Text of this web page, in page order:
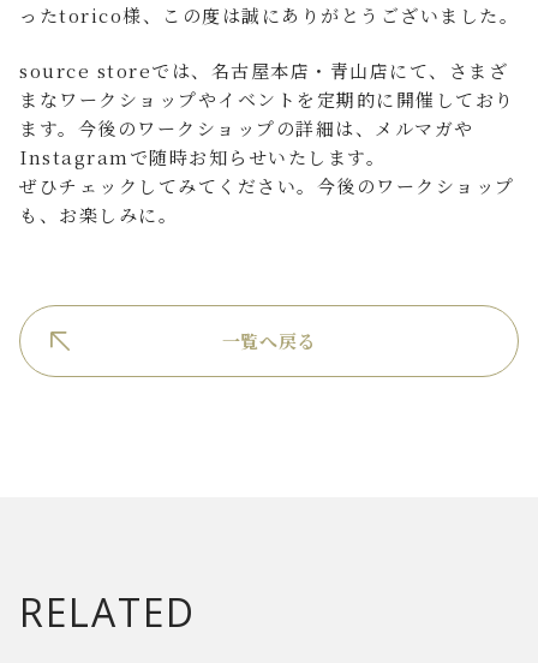
ったtorico様、この度は誠にありがとうございました。
source storeでは、名古屋本店・青山店にて、さまざ
まなワークショップやイベントを定期的に開催しており
ます。今後のワークショップの詳細は、メルマガや
Instagramで随時お知らせいたします。
ぜひチェックしてみてください。今後のワークショップ
も、お楽しみに。
一覧へ戻る
RELATED